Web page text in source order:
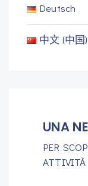
Deutsch
中文 (中国)
UNA
PER
ATTIVITÀ